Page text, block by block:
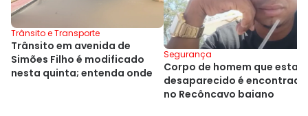
Trânsito e Transporte
Trânsito em avenida de
Simões Filho é modificado
nesta quinta; entenda onde
Segurança
Corpo de homem que
desaparecido é encontrado
no Recôncavo baiano